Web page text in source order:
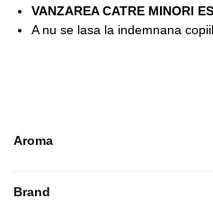
VANZAREA CATRE MINORI
A nu se lasa la indemnana
Aroma
Brand